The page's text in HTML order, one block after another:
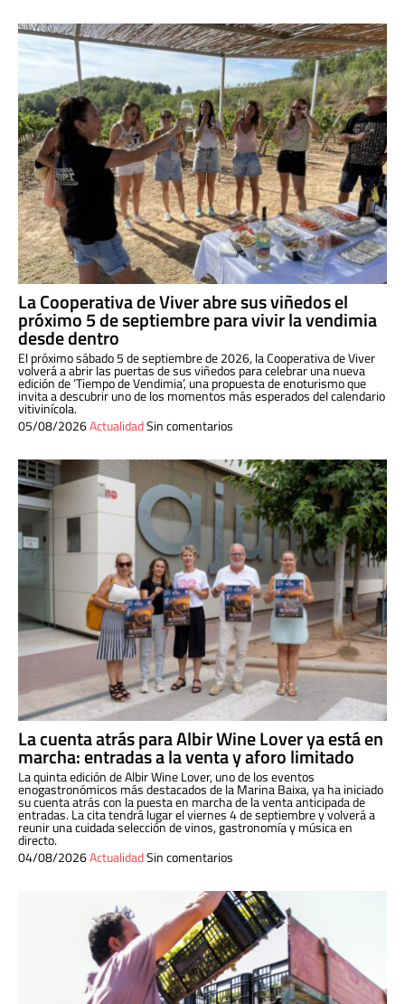
La Cooperativa de Viver abre sus viñedos el
próximo 5 de septiembre para vivir la vendimia
desde dentro
El próximo sábado 5 de septiembre de 2026, la Cooperativa de Viver
volverá a abrir las puertas de sus viñedos para celebrar una nueva
edición de ‘Tiempo de Vendimia’, una propuesta de enoturismo que
invita a descubrir uno de los momentos más esperados del calendario
vitivinícola.
05/08/2026ActualidadSin comentarios
La cuenta atrás para Albir Wine Lover ya está en
marcha: entradas a la venta y aforo limitado
La quinta edición de Albir Wine Lover, uno de los eventos
enogastronómicos más destacados de la Marina Baixa, ya ha iniciado
su cuenta atrás con la puesta en marcha de la venta anticipada de
entradas. La cita tendrá lugar el viernes 4 de septiembre y volverá a
reunir una cuidada selección de vinos, gastronomía y música en
directo.
04/08/2026ActualidadSin comentarios